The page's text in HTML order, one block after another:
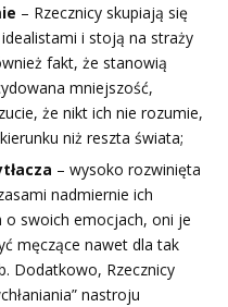
– Rzecznicy skupiają się
i stoją na straży
fakt, że stanowią
mniejszość,
że nikt ich nie rozumie,
niż reszta świata;
– wysoko rozwinięta
nadmiernie ich
o swoich emocjach, oni je
męczące nawet dla tak
Dodatkowo, Rzecznicy
nastroju